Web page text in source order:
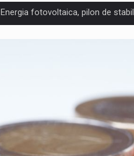
Energia fotovoltaica, pilon de
Cum invatam sa spunem nu intr-
Ingredient Spotlight: What SKU
Producatorii si comerciantii care
LEADERSHIP IN MISCARE
CU BATERIILE PERMANENT